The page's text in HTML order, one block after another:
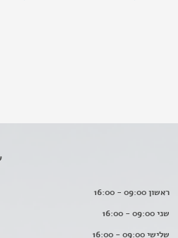
ראשון 09:00 - 16:00
שני 09:00 - 16:00
שלישי 09:00 - 16:00